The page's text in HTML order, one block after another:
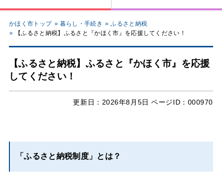
かほく市トップ 暮らし・手続き
ふるさと納税
【ふるさと納税】ふるさと『かほく市』を応援してください！
【ふるさと納税】ふるさと『かほく市』を応援
してください！
更新日： 2026年8月5日 ページID：000970
「ふるさと納税制度」とは？